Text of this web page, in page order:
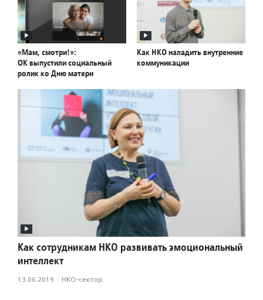
«Мам, смотри!»:
ОК выпустили социальный
ролик ко Дню матери
Как НКО наладить внутренние
коммуникации
Как сотрудникам НКО развивать эмоциональный
интеллект
13.06.2019 · НКО-сектор